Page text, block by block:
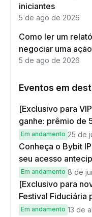
iniciantes
5 de ago de 2026
Como ler um
negociar uma ação
5 de ago de 2026
Eventos em
[Exclusivo para
ganhe: prêmio de
Em andamento 25 de
Conheça o Bybit
seu acesso
globais
Em andamento 8 de
[Exclusivo para
Festival Fiduciária
complete tarefas
Em andamento 13 de